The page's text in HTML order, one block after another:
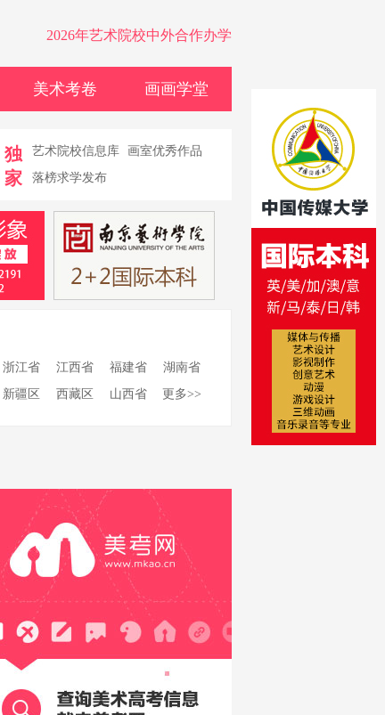
2026年艺术院校中外合作办学
美术考卷 画画学堂
独
家
艺术院校信息库
画室优秀作品
落榜求学发布
浙江省 江西省 福建省
湖南省
新疆区 西藏区 山西省 更多>>